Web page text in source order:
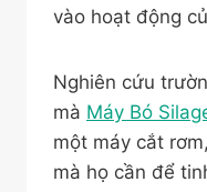
vào hoạt động
Nghiên cứu
mà Máy Bó
một máy cắt
mà họ cần để